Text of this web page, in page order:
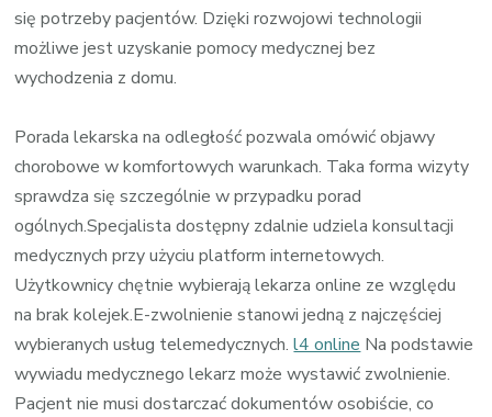
się potrzeby pacjentów. Dzięki rozwojowi technologii
możliwe jest uzyskanie pomocy medycznej bez
wychodzenia z domu.
Porada lekarska na odległość pozwala omówić objawy
chorobowe w komfortowych warunkach. Taka forma wizyty
sprawdza się szczególnie w przypadku porad
ogólnych.Specjalista dostępny zdalnie udziela konsultacji
medycznych przy użyciu platform internetowych.
Użytkownicy chętnie wybierają lekarza online ze względu
na brak kolejek.E-zwolnienie stanowi jedną z najczęściej
wybieranych usług telemedycznych.l4 online Na podstawie
wywiadu medycznego lekarz może wystawić zwolnienie.
Pacjent nie musi dostarczać dokumentów osobiście, co